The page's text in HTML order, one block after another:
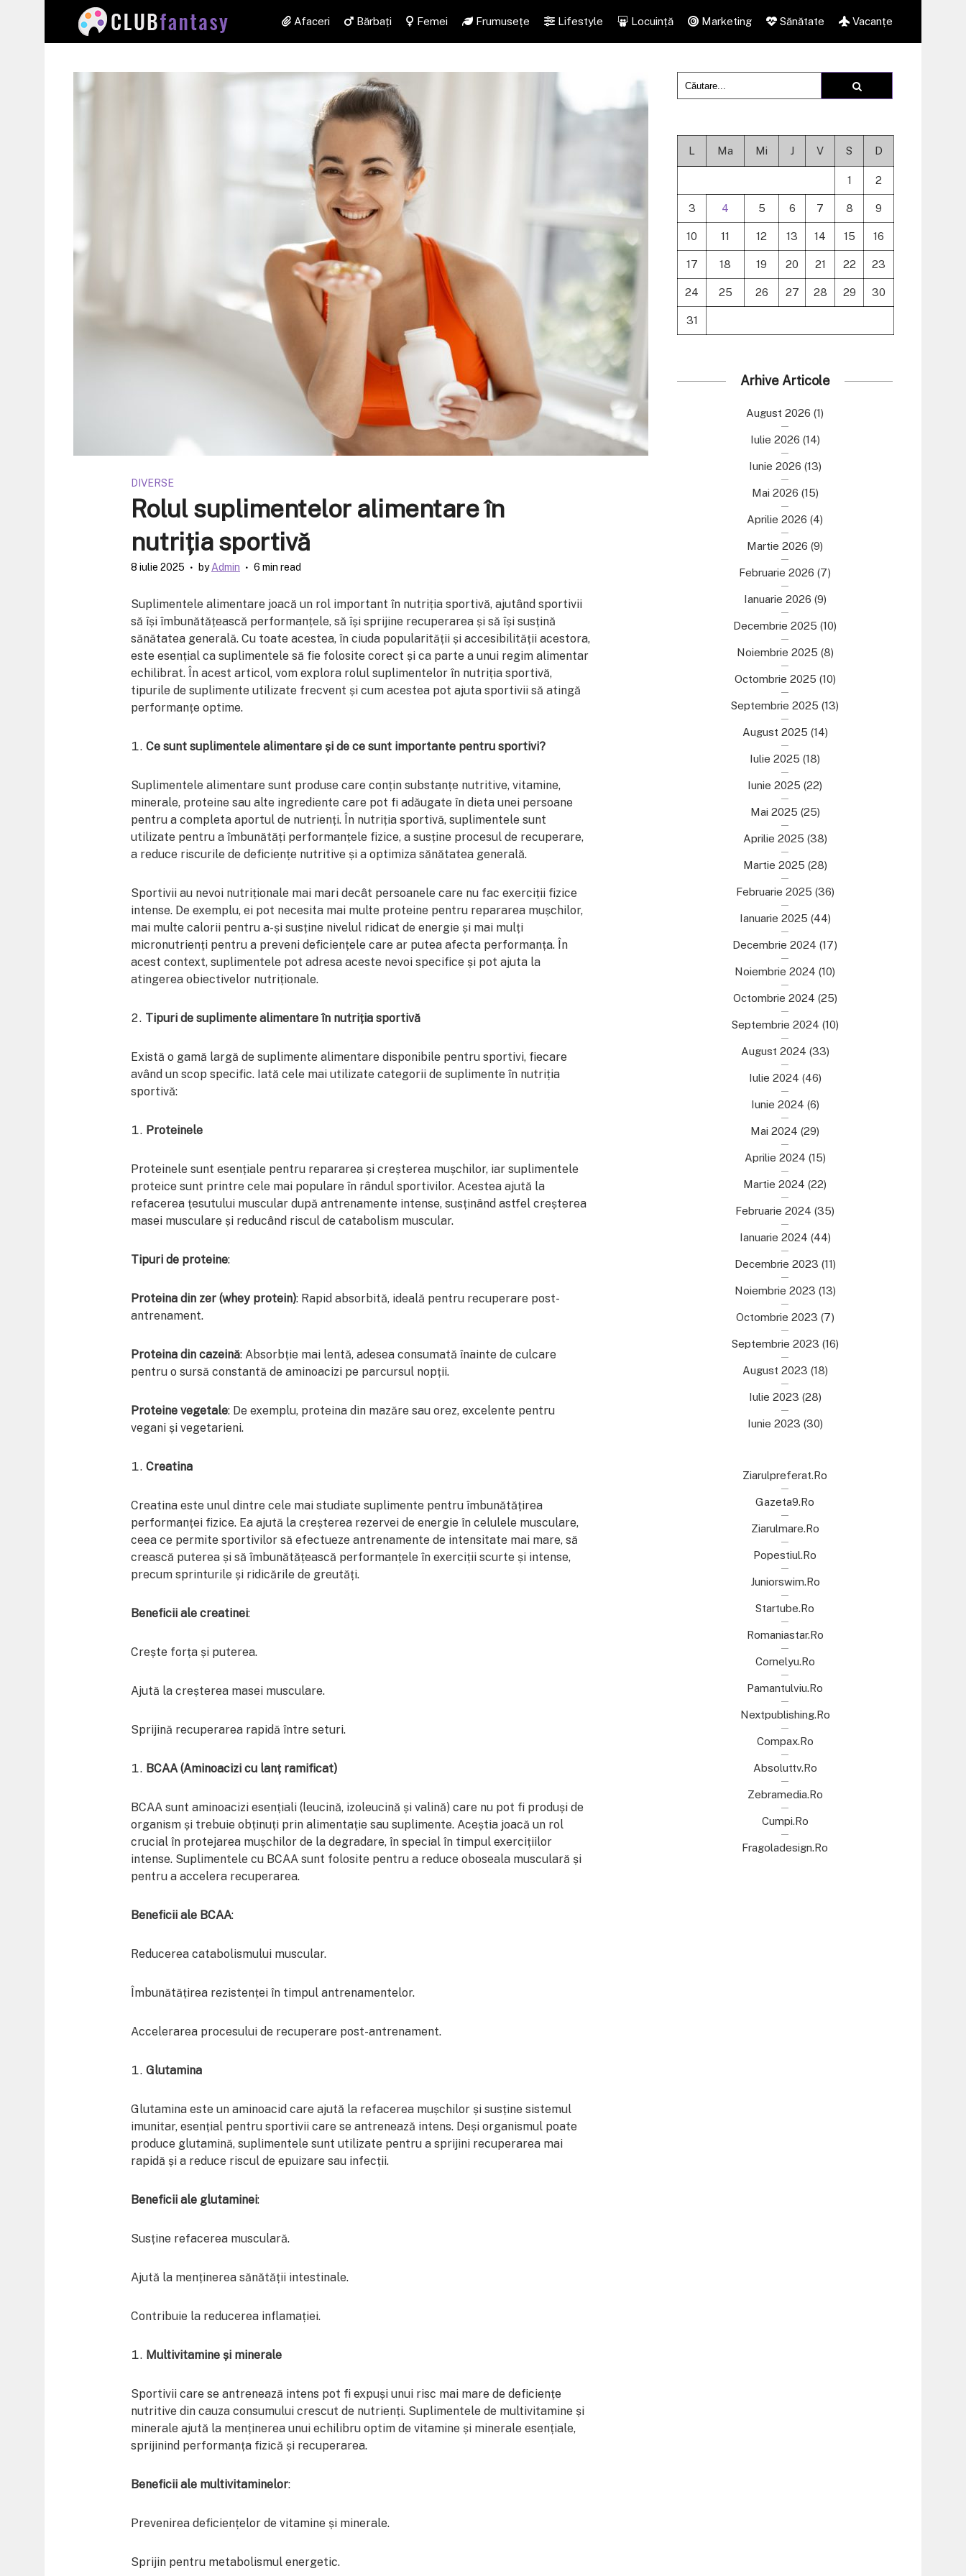
Afaceri Bărbați Femei Frumusețe Lifestyle Locuință Marketing Sănătate Vacanțe
DIVERSE
Rolul suplimentelor alimentare în
nutriția sportivă
8 iulie 2025 byAdmin 6 min read
Suplimentele alimentare joacă un rol important în nutriția sportivă, ajutând sportivii
să își îmbunătățească performanțele, să își sprijine recuperarea și să își susțină
sănătatea generală. Cu toate acestea, în ciuda popularității și accesibilității acestora,
este esențial ca suplimentele să fie folosite corect și ca parte a unui regim alimentar
echilibrat. În acest articol, vom explora rolul suplimentelor în nutriția sportivă,
tipurile de suplimente utilizate frecvent și cum acestea pot ajuta sportivii să atingă
performanțe optime.
Ce sunt suplimentele alimentare și de ce sunt importante pentru sportivi?
Suplimentele alimentare sunt produse care conțin substanțe nutritive, vitamine,
minerale, proteine sau alte ingrediente care pot fi adăugate în dieta unei persoane
pentru a completa aportul de nutrienți. În nutriția sportivă, suplimentele sunt
utilizate pentru a îmbunătăți performanțele fizice, a susține procesul de recuperare,
a reduce riscurile de deficiențe nutritive și a optimiza sănătatea generală.
Sportivii au nevoi nutriționale mai mari decât persoanele care nu fac exerciții fizice
intense. De exemplu, ei pot necesita mai multe proteine pentru repararea mușchilor,
mai multe calorii pentru a-și susține nivelul ridicat de energie și mai mulți
micronutrienți pentru a preveni deficiențele care ar putea afecta performanța. În
acest context, suplimentele pot adresa aceste nevoi specifice și pot ajuta la
atingerea obiectivelor nutriționale.
Tipuri de suplimente alimentare în nutriția sportivă
Există o gamă largă de suplimente alimentare disponibile pentru sportivi, fiecare
având un scop specific. Iată cele mai utilizate categorii de suplimente în nutriția
sportivă:
Proteinele
Proteinele sunt esențiale pentru repararea și creșterea mușchilor, iar suplimentele
proteice sunt printre cele mai populare în rândul sportivilor. Acestea ajută la
refacerea țesutului muscular după antrenamente intense, susținând astfel creșterea
masei musculare și reducând riscul de catabolism muscular.
Tipuri de proteine:
Proteina din zer (whey protein): Rapid absorbită, ideală pentru recuperare post-
antrenament.
Proteina din cazeină: Absorbție mai lentă, adesea consumată înainte de culcare
pentru o sursă constantă de aminoacizi pe parcursul nopții.
Proteine vegetale: De exemplu, proteina din mazăre sau orez, excelente pentru
vegani și vegetarieni.
Creatina
Creatina este unul dintre cele mai studiate suplimente pentru îmbunătățirea
performanței fizice. Ea ajută la creșterea rezervei de energie în celulele musculare,
ceea ce permite sportivilor să efectueze antrenamente de intensitate mai mare, să
crească puterea și să îmbunătățească performanțele în exerciții scurte și intense,
precum sprinturile și ridicările de greutăți.
Beneficii ale creatinei:
Crește forța și puterea.
Ajută la creșterea masei musculare.
Sprijină recuperarea rapidă între seturi.
BCAA (Aminoacizi cu lanț ramificat)
BCAA sunt aminoacizi esențiali (leucină, izoleucină și valină) care nu pot fi produși de
organism și trebuie obținuți prin alimentație sau suplimente. Aceștia joacă un rol
crucial în protejarea mușchilor de la degradare, în special în timpul exercițiilor
intense. Suplimentele cu BCAA sunt folosite pentru a reduce oboseala musculară și
pentru a accelera recuperarea.
Beneficii ale BCAA:
Reducerea catabolismului muscular.
Îmbunătățirea rezistenței în timpul antrenamentelor.
Accelerarea procesului de recuperare post-antrenament.
Glutamina
Glutamina este un aminoacid care ajută la refacerea mușchilor și susține sistemul
imunitar, esențial pentru sportivii care se antrenează intens. Deși organismul poate
produce glutamină, suplimentele sunt utilizate pentru a sprijini recuperarea mai
rapidă și a reduce riscul de epuizare sau infecții.
Beneficii ale glutaminei:
Susține refacerea musculară.
Ajută la menținerea sănătății intestinale.
Contribuie la reducerea inflamației.
Multivitamine și minerale
Sportivii care se antrenează intens pot fi expuși unui risc mai mare de deficiențe
nutritive din cauza consumului crescut de nutrienți. Suplimentele de multivitamine și
minerale ajută la menținerea unui echilibru optim de vitamine și minerale esențiale,
sprijinind performanța fizică și recuperarea.
Beneficii ale multivitaminelor:
Prevenirea deficiențelor de vitamine și minerale.
Sprijin pentru metabolismul energetic.
L Ma Mi J V S D
1 2
3 4 5 6 7 8 9
10 11 12 13 14 15 16
17 18 19 20 21 22 23
24 25 26 27 28 29 30
31
Arhive Articole
August 2026 (1)
Iulie 2026 (14)
Iunie 2026 (13)
Mai 2026 (15)
Aprilie 2026 (4)
Martie 2026 (9)
Februarie 2026 (7)
Ianuarie 2026 (9)
Decembrie 2025 (10)
Noiembrie 2025 (8)
Octombrie 2025 (10)
Septembrie 2025 (13)
August 2025 (14)
Iulie 2025 (18)
Iunie 2025 (22)
Mai 2025 (25)
Aprilie 2025 (38)
Martie 2025 (28)
Februarie 2025 (36)
Ianuarie 2025 (44)
Decembrie 2024 (17)
Noiembrie 2024 (10)
Octombrie 2024 (25)
Septembrie 2024 (10)
August 2024 (33)
Iulie 2024 (46)
Iunie 2024 (6)
Mai 2024 (29)
Aprilie 2024 (15)
Martie 2024 (22)
Februarie 2024 (35)
Ianuarie 2024 (44)
Decembrie 2023 (11)
Noiembrie 2023 (13)
Octombrie 2023 (7)
Septembrie 2023 (16)
August 2023 (18)
Iulie 2023 (28)
Iunie 2023 (30)
Ziarulpreferat.ro
Gazeta9.ro
Ziarulmare.ro
Popestiul.ro
Juniorswim.ro
Startube.ro
Romaniastar.ro
Cornelyu.ro
Pamantulviu.ro
Nextpublishing.ro
Compax.ro
Absoluttv.ro
Zebramedia.ro
Cumpi.ro
Fragoladesign.ro